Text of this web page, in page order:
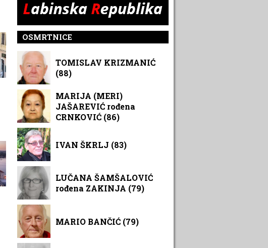
OSMRTNICE
TOMISLAV KRIZMANIĆ
(88)
MARIJA (MERI)
JAŠAREVIĆ rođena
CRNKOVIĆ (86)
IVAN ŠKRLJ (83)
LUČANA ŠAMŠALOVIĆ
rođena ZAKINJA (79)
MARIO BANČIĆ (79)